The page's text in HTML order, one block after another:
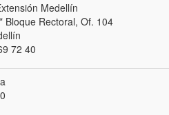
Medellín
Bloque Rectoral, Of. 104
72 40